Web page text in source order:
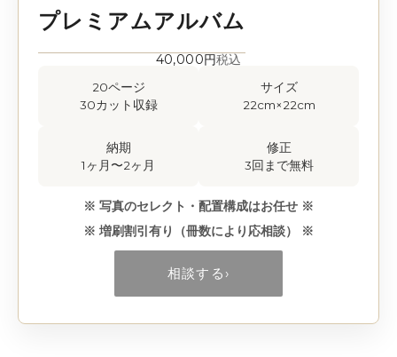
プレミアムアルバム
40,000円税込
20ページ
30カット収録
サイズ
22cm×22cm
納期
1ヶ月〜2ヶ月
修正
3回まで無料
※ 写真のセレクト・配置構成はお任せ ※
※ 増刷割引有り（冊数により応相談） ※
相談する ›